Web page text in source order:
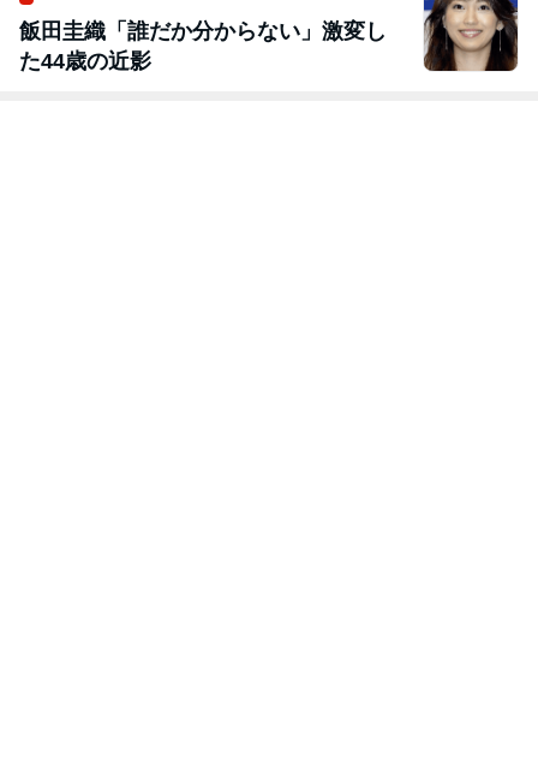
飯田圭織「誰だか分からない」激変し
た44歳の近影